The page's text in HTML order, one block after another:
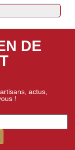
DE
actus,
!